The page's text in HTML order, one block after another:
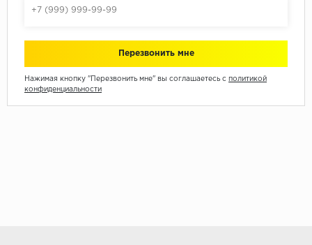
Нажимая кнопку "Перезвонить мне" вы соглашаетесь с политикой
конфиденциальности